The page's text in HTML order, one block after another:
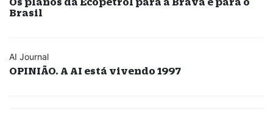
Brasil
AI Journal
OPINIÃO. A AI está vivendo 1997